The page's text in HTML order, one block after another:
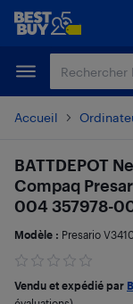
Passer
principal
Passer
Accueil
BATTDEPOT
Compaq
004 357978-
Modèle : Presario
Vendu et expédié par